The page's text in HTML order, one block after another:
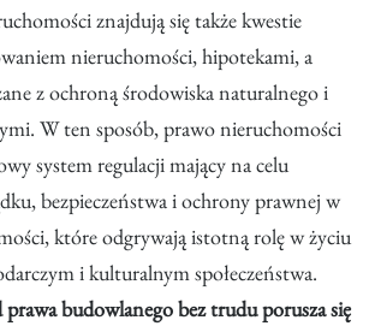
znajdują się także kwestie
nieruchomości, hipotekami, a
z ochroną środowiska naturalnego i
W ten sposób, prawo nieruchomości
system regulacji mający na celu
bezpieczeństwa i ochrony prawnej w
które odgrywają istotną rolę w życiu
i kulturalnym społeczeństwa.
budowlanego bez trudu porusza się